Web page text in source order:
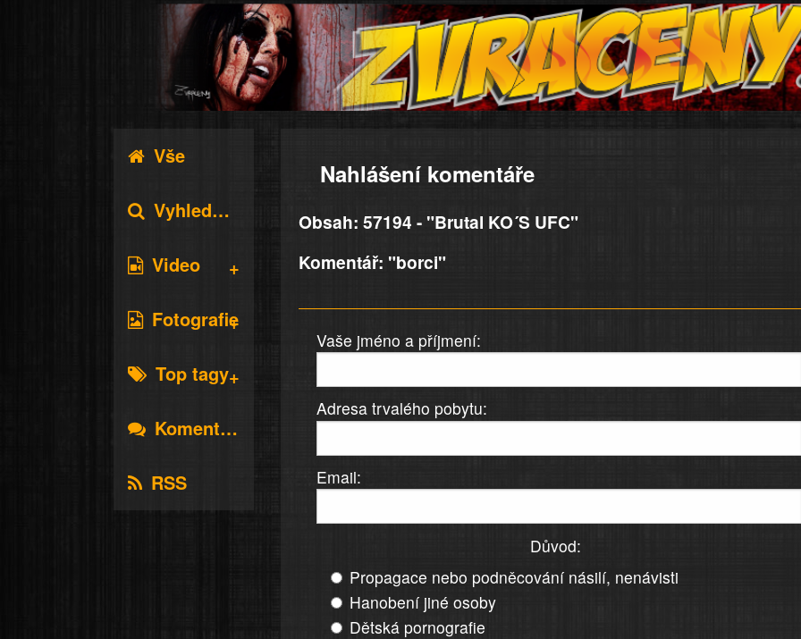
Vše
Vyhledávání
Video
Fotografie
Top tagy
Komentáře
RSS
Nahlášení komentáře
Obsah: 57194 - "Brutal KO´S UFC"
Komentář: "borci"
Vaše jméno a příjmení:
Adresa trvalého pobytu:
Email:
Důvod:
Propagace nebo podněcování násilí, nenávisti
Hanobení jiné osoby
Dětská pornografie